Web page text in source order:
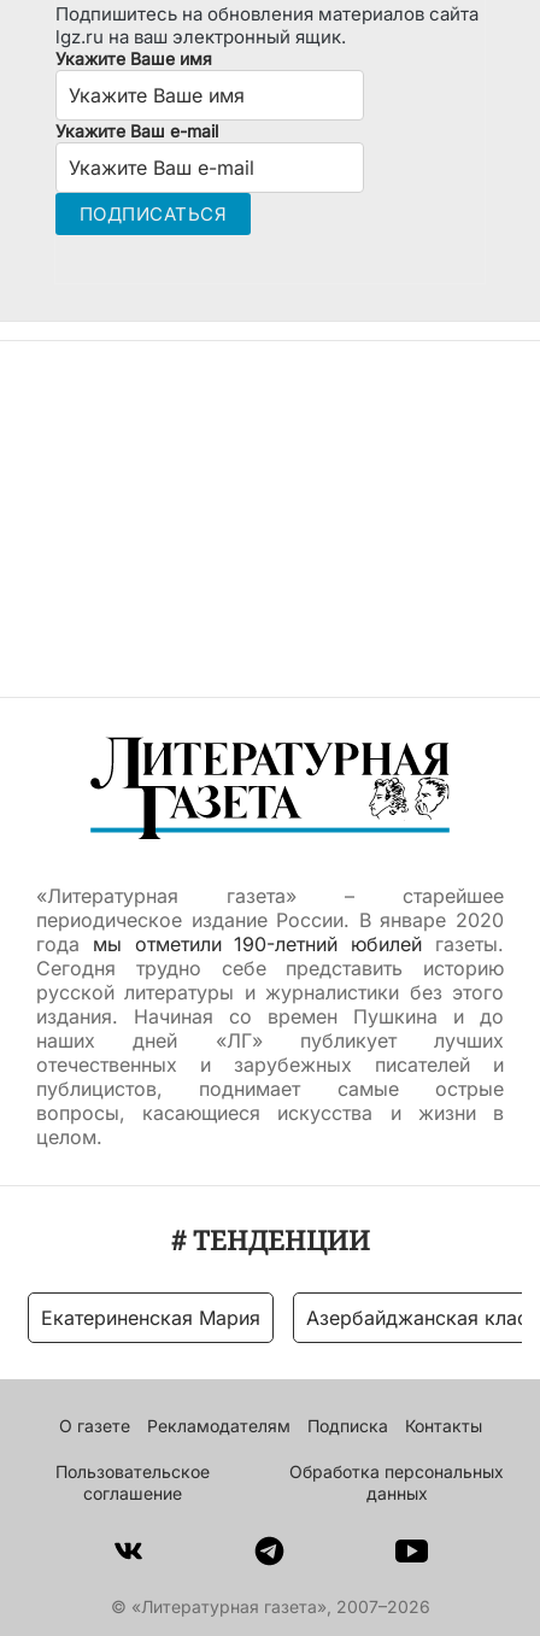
Подпишитесь на обновления материалов сайта
lgz.ru на ваш электронный ящик.
Укажите Ваше имя
Укажите Ваш e-mail
«Литературная газета» – старейшее
периодическое издание России. В январе 2020
года мы отметили 190-летний юбилей газеты.
Сегодня трудно себе представить историю
русской литературы и журналистики без этого
издания. Начиная со времен Пушкина и до
наших дней «ЛГ» публикует лучших
отечественных и зарубежных писателей и
публицистов, поднимает самые острые
вопросы, касающиеся искусства и жизни в
целом.
# ТЕНДЕНЦИИ
Екатериненская Мария Азербайджанская
О газете Рекламодателям Подписка Контакты
Пользовательское
соглашение
Обработка персональных
данных
© «Литературная газета», 2007–2026